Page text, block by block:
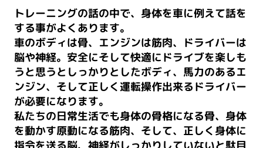
トレーニングの話の中で、身体を車に例えて話を
する事がよくあります。
車のボディは骨、エンジンは筋肉、ドライバーは
脳や神経。安全にそして快適にドライブを楽しも
うと思うとしっかりとしたボディ、馬力のあるエ
ンジン、そして正しく運転操作出来るドライバー
が必要になります。
私たちの日常生活でも身体の骨格になる骨、身体
を動かす原動になる筋肉、そして、正しく身体に
指令を送る脳、神経がしっかりしていないと駄目